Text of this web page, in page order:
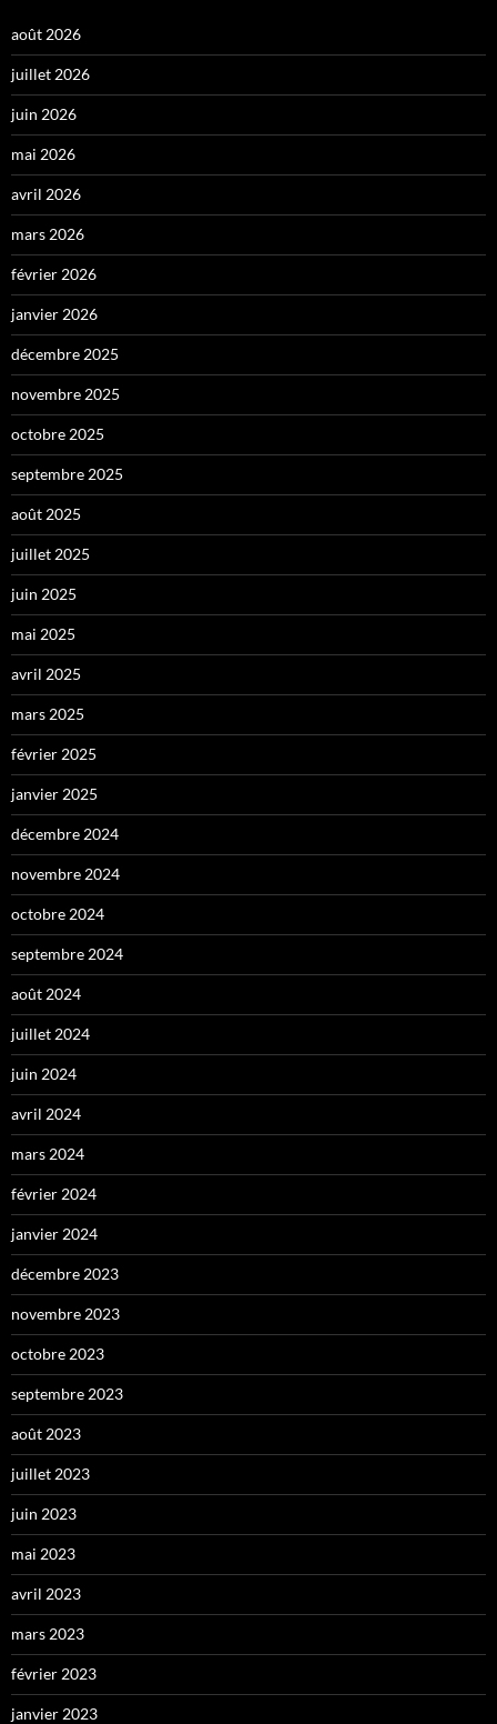
août 2026
juillet 2026
juin 2026
mai 2026
avril 2026
mars 2026
février 2026
janvier 2026
décembre 2025
novembre 2025
octobre 2025
septembre 2025
août 2025
juillet 2025
juin 2025
mai 2025
avril 2025
mars 2025
février 2025
janvier 2025
décembre 2024
novembre 2024
octobre 2024
septembre 2024
août 2024
juillet 2024
juin 2024
avril 2024
mars 2024
février 2024
janvier 2024
décembre 2023
novembre 2023
octobre 2023
septembre 2023
août 2023
juillet 2023
juin 2023
mai 2023
avril 2023
mars 2023
février 2023
janvier 2023